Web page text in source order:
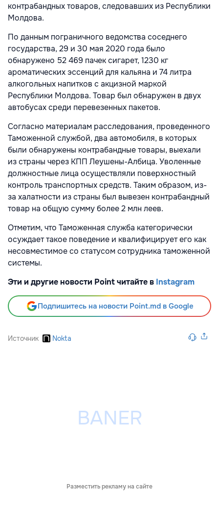
контрабандных товаров, следовавших из Республики
Молдова.
По данным пограничного ведомства соседнего
государства, 29 и 30 мая 2020 года было
обнаружено 52 469 пачек сигарет, 1230 кг
ароматических эссенций для кальяна и 74 литра
алкогольных напитков с акцизной маркой
Республики Молдова. Товар был обнаружен в двух
автобусах среди перевезенных пакетов.
Согласно материалам расследования, проведенного
Таможенной службой, два автомобиля, в которых
были обнаружены контрабандные товары, выехали
из страны через КПП Леушены-Албица. Уволенные
должностные лица осуществляли поверхностный
контроль транспортных средств. Таким образом, из-
за халатности из страны был вывезен контрабандный
товар на общую сумму более 2 млн леев.
Отметим, что Таможенная служба категорически
осуждает такое поведение и квалифицирует его как
несовместимое со статусом сотрудника таможенной
системы.
Эти и другие новости Point читайте в Instagram
Подпишитесь на новости Point.md в Google
Источник Nokta
Разместить рекламу на сайте